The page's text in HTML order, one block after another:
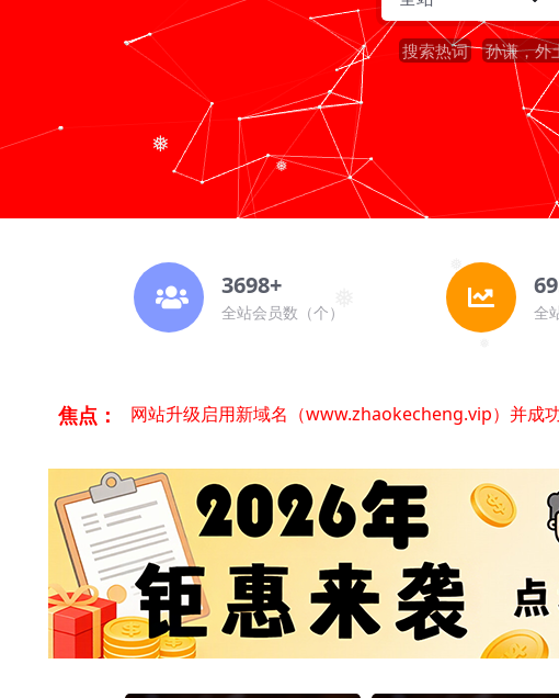
❅
❅
❅
❅
搜索热词
孙谦，外
3698+
全站会员数（个） 全
焦点： 网站升级启用新域名（www.zhaokecheng.vip）并成